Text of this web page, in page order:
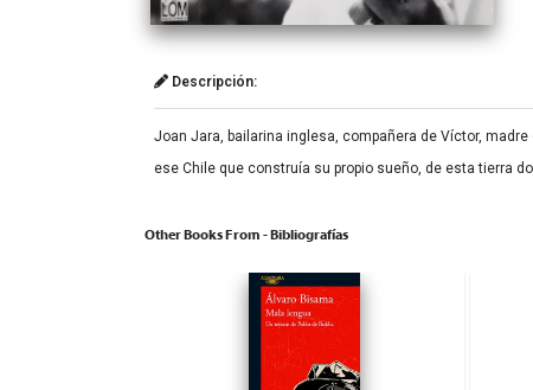
Descripción:
Joan Jara, bailarina inglesa, compañera de Víctor,
ese Chile que construía su propio sueño, de esta tierra
Other Books From - Bibliografías